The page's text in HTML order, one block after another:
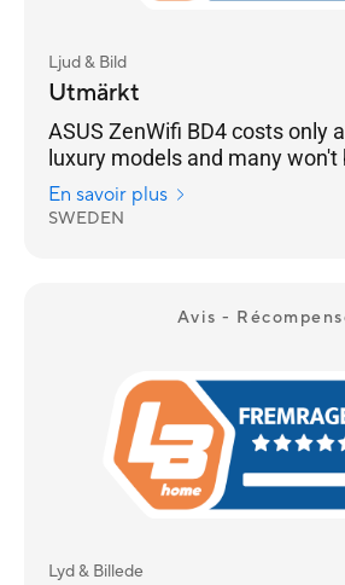
Ljud & Bild
Utmärkt
ASUS ZenWifi BD4 costs only
luxury models and many won't
any difference
En savoir plus
SWEDEN
Avis -
Lyd & Billede